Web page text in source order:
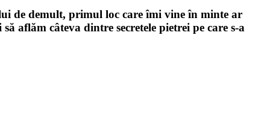
de demult, primul loc care îmi vine în minte ar
să aflăm câteva dintre secretele pietrei pe care s-a